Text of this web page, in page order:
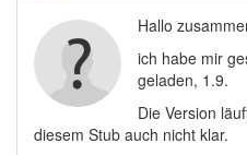
Hallo
ich habe mir
geladen, 1.9.
Die Version
diesem Stub auch nicht klar.